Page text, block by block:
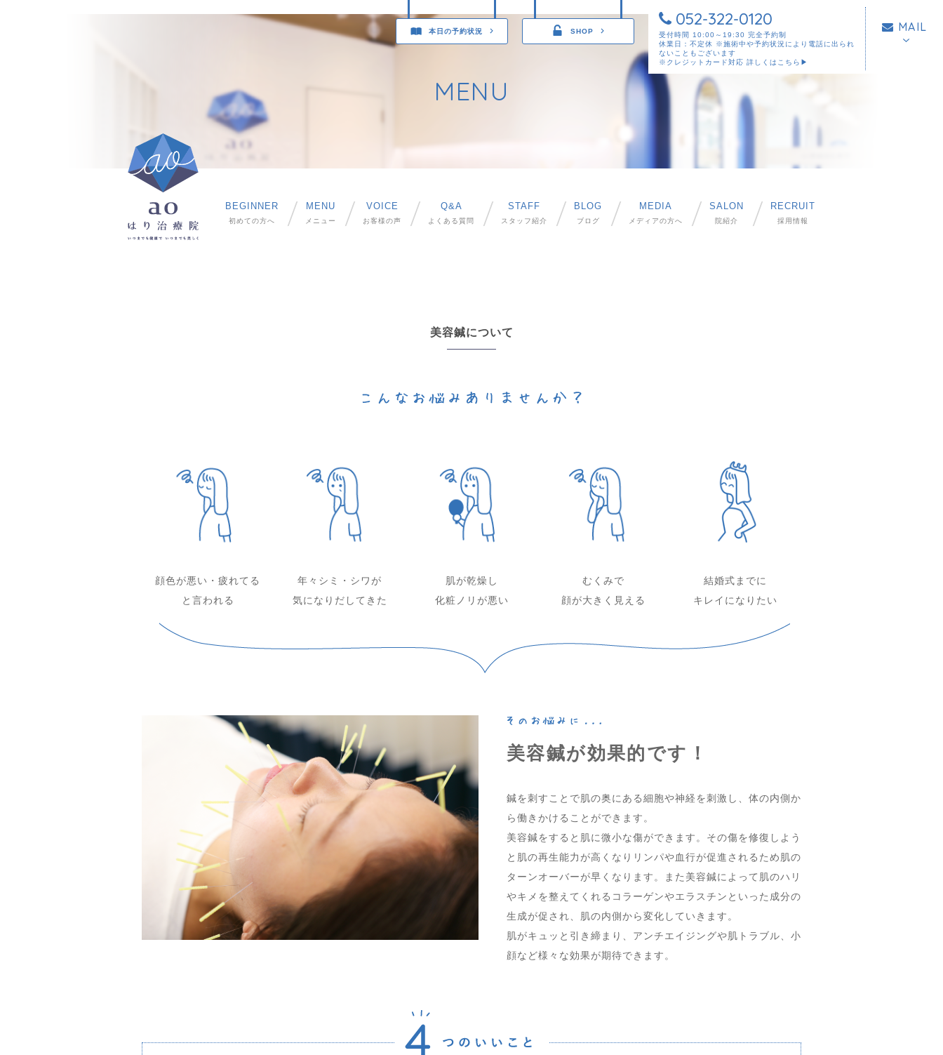
本日の予約状況 SHOP
052-322-0120
受付時間 10:00～19:30 完全予約制
休業日：不定休 ※施術中や予約状況により電話に出られ
ないこともございます
※クレジットカード対応 詳しくはこちら▶︎
MAIL
MENU
BEGINNER
初めての方へ
MENU
メニュー
VOICE
お客様の声
Q&A
よくある質問
STAFF
スタッフ紹介
BLOG
ブログ
MEDIA
メディアの方へ
SALON
院紹介
RECRUIT
採用情報
美容鍼について
顔色が悪い・疲れてる
と言われる
年々シミ・シワが
気になりだしてきた
肌が乾燥し
化粧ノリが悪い
むくみで
顔が大きく見える
結婚式までに
キレイになりたい
美容鍼が効果的です！
鍼を刺すことで肌の奥にある細胞や神経を刺激し、体の内側か
ら働きかけることができます。
美容鍼をすると肌に微小な傷ができます。その傷を修復しよう
と肌の再生能力が高くなりリンパや血行が促進されるため肌の
ターンオーバーが早くなります。また美容鍼によって肌のハリ
やキメを整えてくれるコラーゲンやエラスチンといった成分の
生成が促され、肌の内側から変化していきます。
肌がキュッと引き締まり、アンチエイジングや肌トラブル、小
顔など様々な効果が期待できます。